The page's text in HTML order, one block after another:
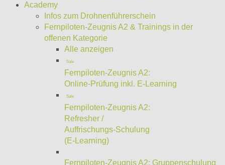
Academy
Infos zum Drohnenführerschein
Fernpiloten-Zeugnis A2 & Trainings in der
offenen Kategorie
Alle anzeigen
Sale
Fernpiloten-Zeugnis A2:
Online-Prüfung inkl. E-Learning
Sale
Fernpiloten-Zeugnis A2:
Refresher /
Auffrischungs-Schulung
(E-Learning)
Fernpiloten-Zeugnis A2: Gruppenschulung